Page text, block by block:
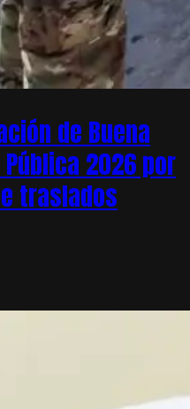
de Buena
2026 por
traslados